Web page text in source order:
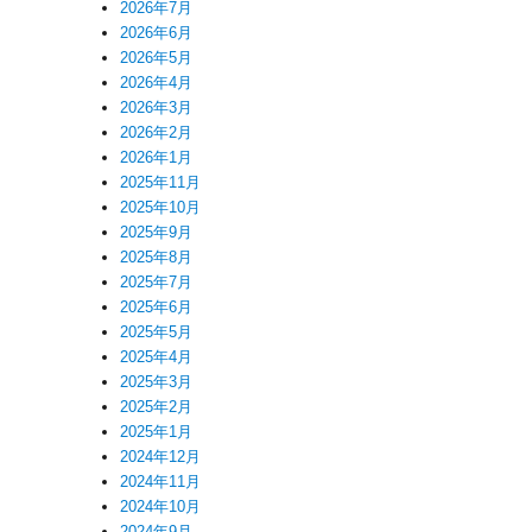
2026年7月
2026年6月
2026年5月
2026年4月
2026年3月
2026年2月
2026年1月
2025年11月
2025年10月
2025年9月
2025年8月
2025年7月
2025年6月
2025年5月
2025年4月
2025年3月
2025年2月
2025年1月
2024年12月
2024年11月
2024年10月